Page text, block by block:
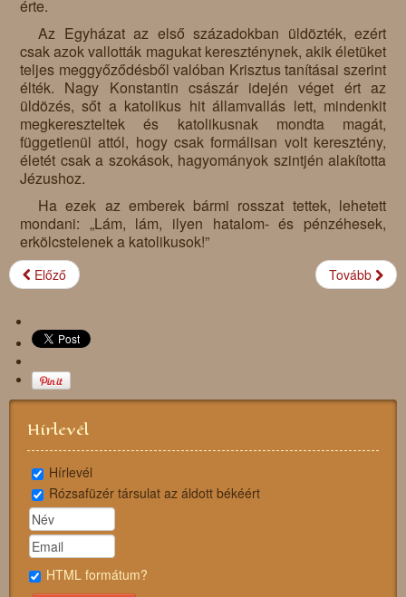
érte.
Az Egyházat az első századokban üldözték, ezért
csak azok vallották magukat kereszténynek, akik életüket
teljes meggyőződésből valóban Krisztus tanításai szerint
élték. Nagy Konstantin császár idején véget ért az
üldözés, sőt a katolikus hit államvallás lett, mindenkit
megkereszteltek és katolikusnak mondta magát,
függetlenül attól, hogy csak formálisan volt keresztény,
életét csak a szokások, hagyományok szintjén alakította
Jézushoz.
Ha ezek az emberek bármi rosszat tettek, lehetett
mondani: „Lám, lám, ilyen hatalom- és pénzéhesek,
erkölcstelenek a katolikusok!”
Előző Tovább
Hírlevél
Hírlevél
Rózsafüzér társulat az áldott békéért
HTML formátum?